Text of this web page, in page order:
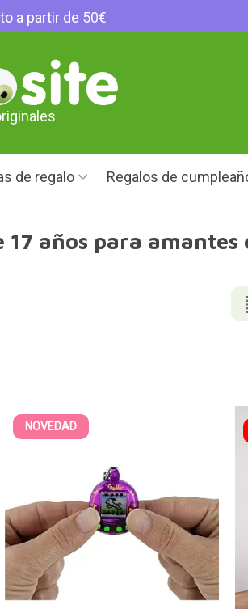
a partir de 50€
de regalo Regalos de
17 años para
NOVEDAD